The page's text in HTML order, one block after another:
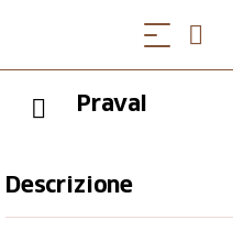
Praval
Descrizione